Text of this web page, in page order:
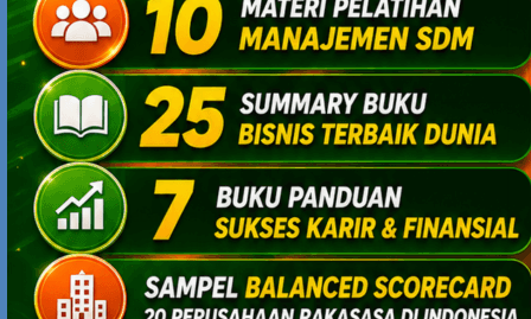
Trims
YODHIA ANTARIKSA
MARCH 15, 2011 AT 4:27 PM
Lea (14) : sebaiknya tekuni dulu dua-duanya…..untuk
usaha/bisnis terus dipacu, mungkin bisa dgn bantuan
anak buah/staf….nanti kalau sudah mapan bisnisnya,
baru bisa resign.